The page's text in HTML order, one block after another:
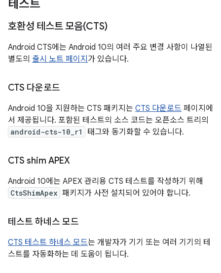
테스트
호환성 테스트 모음(CTS)
Android CTS에는 Android 10의 여러 주요 변경 사항이 나열된
별도의 출시 노트 페이지 가 있습니다.
CTS 다운로드
Android 10을 지원하는 CTS 패키지는 CTS 다운로드 페이지에
서 제공됩니다. 포함된 테스트의 소스 코드는 오픈소스 트리의
android-cts-10_r1 태그와 동기화할 수 있습니다.
CTS shim APEX
Android 10에는 APEX 관리용 CTS 테스트를 작성하기 위해
CtsShimApex 패키지가 사전 설치되어 있어야 합니다.
테스트 하네스 모드
CTS 테스트 하네스 모드는 개발자가 기기 또는 여러 기기의 테
스트를 자동화하는 데 도움이 됩니다.